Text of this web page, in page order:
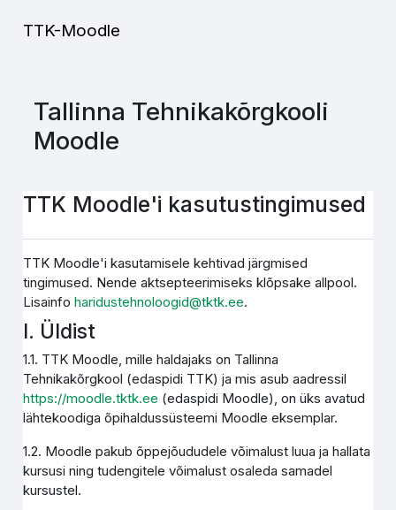
TTK-Moodle
Tallinna Tehnikakõrgkooli
Moodle
TTK Moodle'i kasutustingimused
TTK Moodle'i kasutamisele kehtivad järgmised
tingimused. Nende aktsepteerimiseks klõpsake allpool.
Lisainfoharidustehnoloogid@tktk.ee.
I. Üldist
1.1. TTK Moodle, mille haldajaks on Tallinna
Tehnikakõrgkool (edaspidi TTK) ja mis asub aadressil
https://moodle.tktk.ee (edaspidi Moodle), on üks avatud
lähtekoodiga õpihaldussüsteemi Moodle eksemplar.
1.2. Moodle pakub õppejõududele võimalust luua ja hallata
kursusi ning tudengitele võimalust osaleda samadel
kursustel.